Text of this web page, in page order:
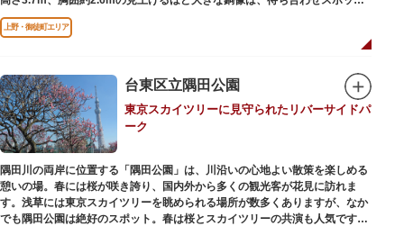
やフォトスポットとして親しまれています。彫刻家、高村光雲によって作ら
れた像は、愛犬のツンと一緒にうさぎ狩りに出かけているところだそう。
上野公園にお立ち寄りの際は、ぜひ「上野の西郷さん」と写真撮影を楽しん
上野・御徒町エリア
台東区立隅田公園
東京スカイツリーに見守られたリバーサイドパ
ーク
隅田川の両岸に位置する「隅田公園」は、川沿いの心地よい散策を楽しめる
憩いの場。春には桜が咲き誇り、国内外から多くの観光客が花見に訪れま
す。浅草には東京スカイツリーを眺められる場所が数多くありますが、なか
でも隅田公園は絶好のスポット。春は桜とスカイツリーの共演も人気です。